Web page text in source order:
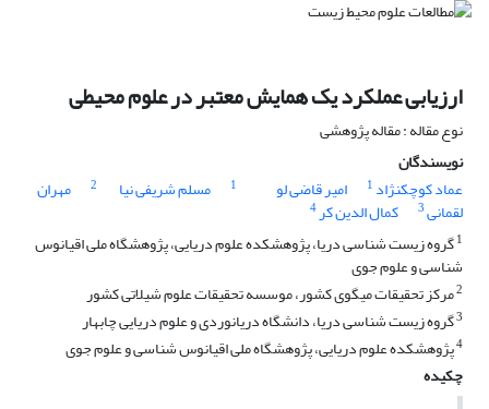
ارزیابی عملکرد یک همایش معتبر در علوم محیطی
نوع مقاله : مقاله پژوهشی
نویسندگان
عماد کوچکنژاد 1 امیر قاضی لو 1 مسلم شریفی نیا 2 مهران
لقمانی3 کمال الدین کر4
1گروه زیست شناسی دریا، پژوهشکده علوم دریایی، پژوهشگاه ملی اقیانوس
شناسی و علوم جوی
2مرکز تحقیقات میگوی کشور، موسسه تحقیقات علوم شیلاتی کشور
3گروه زیست شناسی دریا، دانشگاه دریانوردی و علوم دریایی چابهار
4پژوهشکده علوم دریایی، پژوهشگاه ملی اقیانوس شناسی و علوم جوی
چکیده